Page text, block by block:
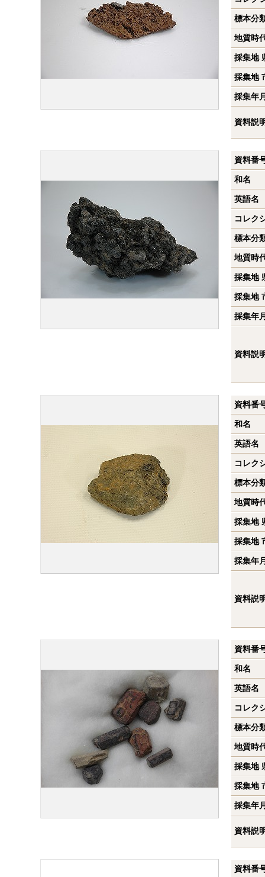
標本分
地質時
採集地
採集地
採集年
資料説
資料番
和名
英語名
コレク
標本分
地質時
採集地
採集地
採集年
資料説
資料番
和名
英語名
コレク
標本分
地質時
採集地
採集地
採集年
資料説
資料番
和名
英語名
コレク
標本分
地質時
採集地
採集地
採集年
資料説
資料番